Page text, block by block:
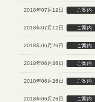
2018年07月12日 ご案内
2018年07月12日 ご案内
2018年06月26日 ご案内
2018年06月26日 ご案内
2018年06月26日 ご案内
2018年06月26日 ご案内